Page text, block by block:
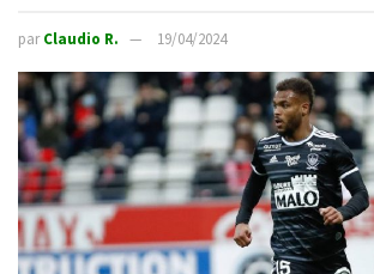
par Claudio R. 19/04/2024